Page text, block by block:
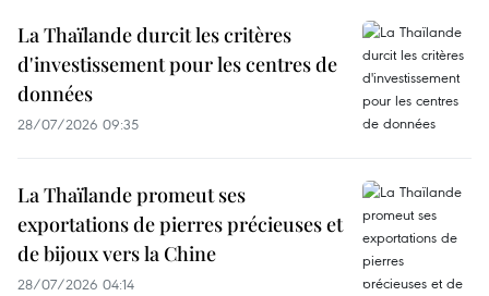
La Thaïlande durcit les critères
d'investissement pour les centres de
données
28/07/2026 09:35
La Thaïlande promeut ses
exportations de pierres précieuses et
de bijoux vers la Chine
28/07/2026 04:14